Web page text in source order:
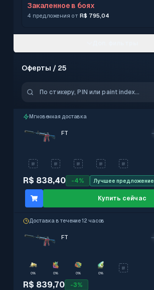
Закаленное в боях
4 предложения от R$ 795,04
StatTrak
Со стикерами
Мгновенная доставка
Оферты / 25
Мгновенная доставка
R$ 838,40 -4% Лучшее предложение
FT
Купить сейчас
Доставка в течение 12 часов
R$ 839,70 -3%
FT
0% 0% 0% 0%